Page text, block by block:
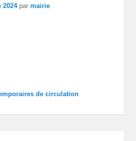
2024 parmairie
de circulation